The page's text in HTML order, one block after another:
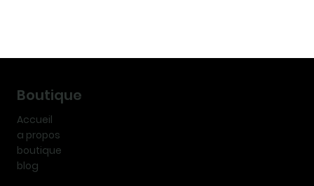
Boutique
Accueil
a propos
boutique
blog